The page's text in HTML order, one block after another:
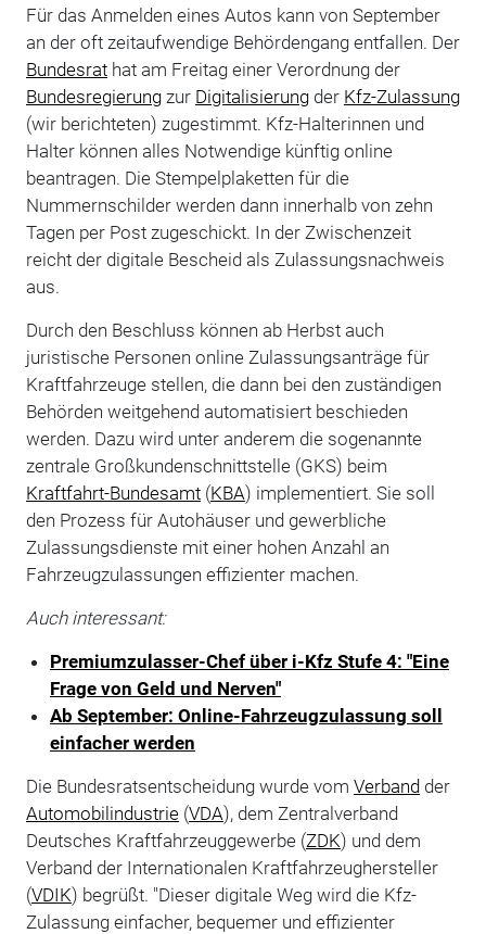
Für das Anmelden eines Autos kann von September
an der oft zeitaufwendige Behördengang entfallen. Der
Bundesrathat am Freitag einer Verordnung der
Bundesregierungzur Digitalisierungder Kfz-Zulassung
(wir berichteten) zugestimmt. Kfz-Halterinnen und
Halter können alles Notwendige künftig online
beantragen. Die Stempelplaketten für die
Nummernschilder werden dann innerhalb von zehn
Tagen per Post zugeschickt. In der Zwischenzeit
reicht der digitale Bescheid als Zulassungsnachweis
aus.
Durch den Beschluss können ab Herbst auch
juristische Personen online Zulassungsanträge für
Kraftfahrzeuge stellen, die dann bei den zuständigen
Behörden weitgehend automatisiert beschieden
werden. Dazu wird unter anderem die sogenannte
zentrale Großkundenschnittstelle (GKS) beim
Kraftfahrt-Bundesamt(KBA) implementiert. Sie soll
den Prozess für Autohäuser und gewerbliche
Zulassungsdienste mit einer hohen Anzahl an
Fahrzeugzulassungen effizienter machen.
Auch interessant:
Premiumzulasser-Chef über i-Kfz Stufe 4: "Eine
Frage von Geld und Nerven"
Ab September: Online-Fahrzeugzulassung soll
einfacher werden
Die Bundesratsentscheidung wurde vom Verbandder
Automobilindustrie(VDA), dem Zentralverband
Deutsches Kraftfahrzeuggewerbe (ZDK) und dem
Verband der Internationalen Kraftfahrzeughersteller
(VDIK) begrüßt. "Dieser digitale Weg wird die Kfz-
Zulassung einfacher, bequemer und effizienter